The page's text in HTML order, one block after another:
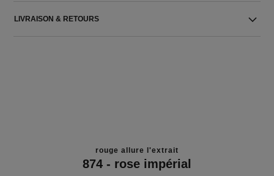
LIVRAISON & RETOURS
rouge allure l'extrait
874 - rose impérial